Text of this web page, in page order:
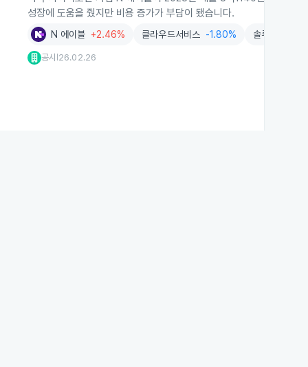
성장에 도움을 줬지만 비용 증가가 부담이 됐습니다.
N 에이블 +2.46% 클라우드서비스 -1.80% 솔루션
공시 26.02.26